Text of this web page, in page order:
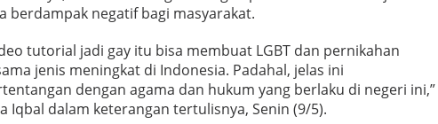
a
e
D
w
n
berdampak negatif bagi masyarakat.
tutorial jadi gay itu bisa membuat LGBT dan pernikahan
jenis meningkat di Indonesia. Padahal, jelas ini
dengan agama dan hukum yang berlaku di negeri ini,”
Iqbal dalam keterangan tertulisnya, Senin (9/5).